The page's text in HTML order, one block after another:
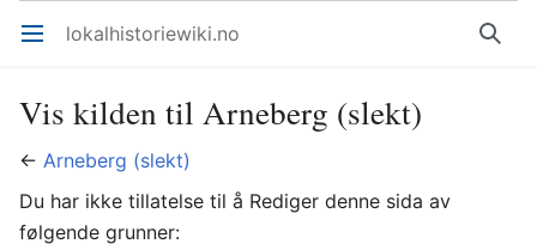
Åpne hovedmenyen lokalhistoriewiki.no Søk
Vis kilden til Arneberg (slekt)
← Arneberg (slekt)
Du har ikke tillatelse til å Rediger denne sida av
følgende grunner: